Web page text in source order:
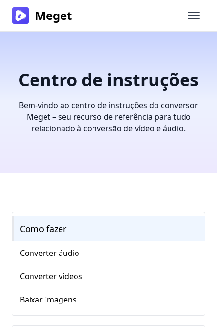
Abrir
Meget
Centro de instruções
Bem-vindo ao centro de instruções do conversor
Meget – seu recurso de referência para tudo
relacionado à conversão de vídeo e áudio.
Como fazer
Converter áudio
Converter vídeos
Baixar Imagens